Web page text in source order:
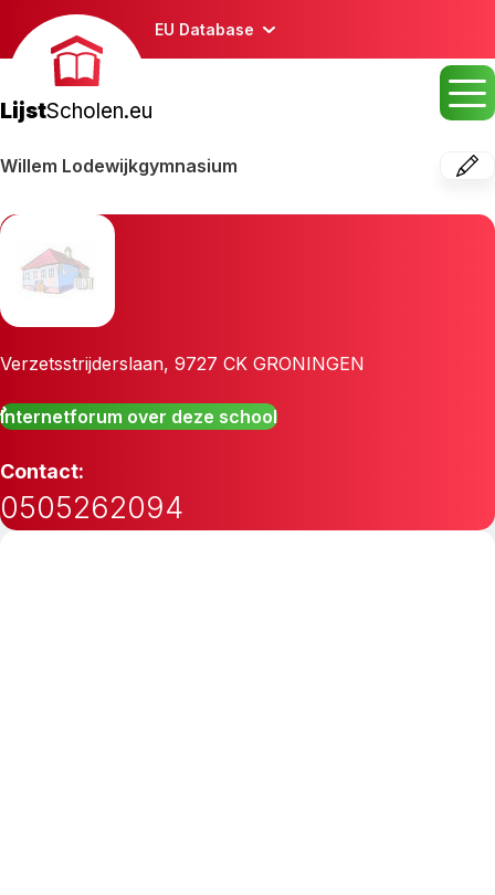
EU Database
LijstScholen.eu
Willem Lodewijkgymnasium
Verzetsstrijderslaan, 9727 CK GRONINGEN
Internetforum over deze school
Contact:
0505262094